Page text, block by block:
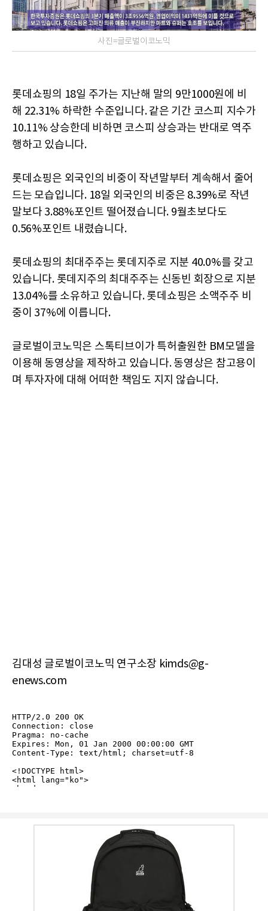
사진=글로벌이코노믹
롯데쇼핑의 18일 주가는 지난해 말의 9만1000원에 비
해 22.31% 하락한 수준입니다. 같은 기간 코스피 지수가
10.11% 상승한데 비하면 코스피 상승과는 반대로 역주
행하고 있습니다.
롯데쇼핑은 외국인의 비중이 작년말부터 계속해서 줄어
드는 모습입니다. 18일 외국인의 비중은 8.39%로 작년
말보다 3.88%포인트 떨어졌습니다. 9월초보다도
0.56%포인트 내렸습니다.
롯데쇼핑의 최대주주는 롯데지주로 지분 40.0%를 갖고
있습니다. 롯데지주의 최대주주는 신동빈 회장으로 지분
13.04%를 소유하고 있습니다. 롯데쇼핑은 소액주주 비
중이 37%에 이릅니다.
글로벌이코노믹은 스톡티브이가 특허출원한 BM모델을
이용해 동영상을 제작하고 있습니다. 동영상은 참고용이
며 투자자에 대해 어떠한 책임도 지지 않습니다.
김대성 글로벌이코노믹 연구소장 kimds@g-
enews.com